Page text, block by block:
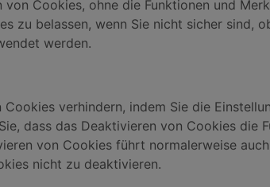
Cookies, ohne die Funktionen und
zu belassen, wenn Sie nicht sicher sind,
werden.
Cookies verhindern, indem Sie die
dass das Deaktivieren von Cookies
von Cookies führt normalerweise
nicht zu deaktivieren.